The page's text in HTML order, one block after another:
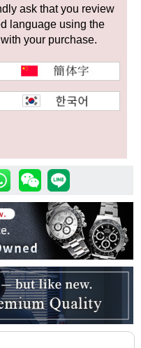
アンティーク品
絞り込む
ド
ティについて
ask that you review
language using the
your purchase.